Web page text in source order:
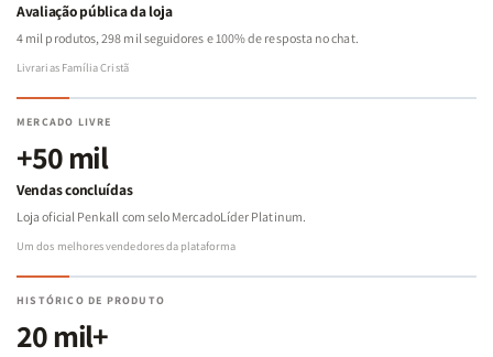
Avaliação pública da loja
4 mil produtos, 298 mil seguidores e 100% de resposta no chat.
Livrarias Família Cristã
MERCADO LIVRE
+50 mil
Vendas concluídas
Loja oficial Penkall com selo MercadoLíder Platinum.
Um dos melhores vendedores da plataforma
HISTÓRICO DE PRODUTO
20 mil+